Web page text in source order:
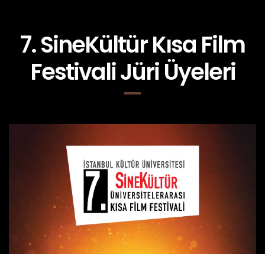
7. SineKültür Kısa Film
Festivali Jüri Üyeleri